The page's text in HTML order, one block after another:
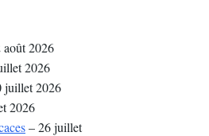
2026
2026
juillet 2026
2026
– 26 juillet